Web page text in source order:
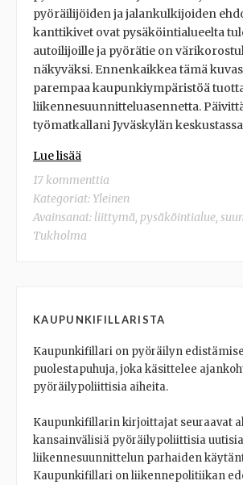
pyöräilijöiden ja jalankulkijoiden
kanttikivet ovat pysäköintialueelta
autoilijoille ja pyörätie on
näkyväksi. Ennenkaikkea tämä
parempaa kaupunkiympäristöä
liikennesuunnitteluasennetta.
työmatkallani Jyväskylän
Lue lisää
17 kommenttia
Kategoriat: Yleinen
Avainsanat: liittymä, pysäköintialue,
Tukholma
KAUPUNKIFILLARISTA
Kaupunkifillari on pyöräilyn
puolestapuhuja, joka käsittelee
pyöräilypoliittisia aiheita.
Kaupunkifillarin kirjoittajat seuraavat
kansainvälisiä pyöräilypoliittisia
liikennesuunnittelun parhaiden
Kaupunkifillari on liikennepolitiikan